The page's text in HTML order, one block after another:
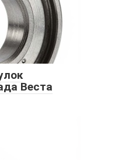
Веста